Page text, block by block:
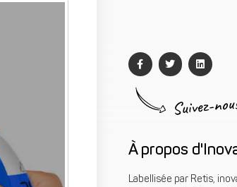
Suivez-
À propos
Labellisée par Retis,